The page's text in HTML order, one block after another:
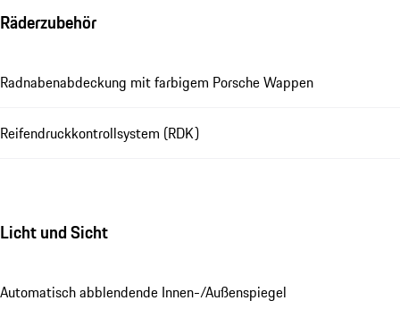
Räderzubehör
Radnabenabdeckung mit farbigem Porsche Wappen
Reifendruckkontrollsystem (RDK)
Licht und Sicht
Automatisch abblendende Innen-/Außenspiegel